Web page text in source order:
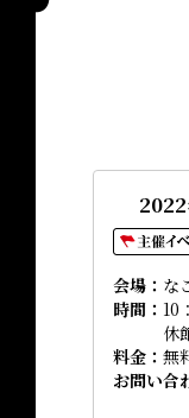
会場
な
時間
10
休
料金
無
お問い合